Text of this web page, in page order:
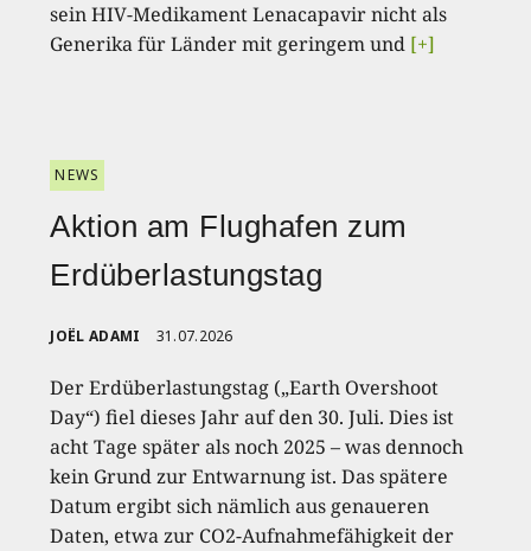
sein HIV-Medikament Lenacapavir nicht als
Generika für Länder mit geringem und [+]
NEWS
Aktion am Flughafen zum
Erdüberlastungstag
JOËL ADAMI 31.07.2026
Der Erdüberlastungstag („Earth Overshoot
Day“) fiel dieses Jahr auf den 30. Juli. Dies ist
acht Tage später als noch 2025 – was dennoch
kein Grund zur Entwarnung ist. Das spätere
Datum ergibt sich nämlich aus genaueren
Daten, etwa zur CO2-Aufnahmefähigkeit der